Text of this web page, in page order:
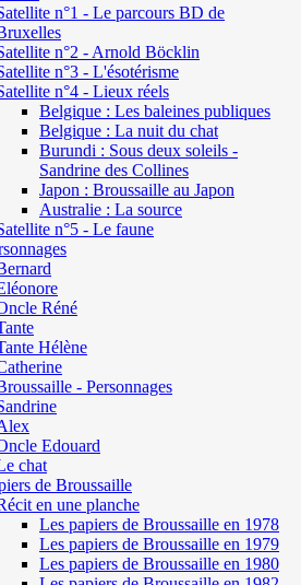
n°1 - Le parcours BD de
n°2 - Arnold Böcklin
n°3 - L'ésotérisme
n°4 - Lieux réels
Belgique : Les baleines publiques
Belgique : La nuit du chat
Burundi : Sous deux soleils -
Sandrine des Collines
Japon : Broussaille au Japon
Australie : La source
n°5 - Le faune
Réné
Hélène
- Personnages
Edouard
chat
de Broussaille
en une planche
Les papiers de Broussaille en 1978
Les papiers de Broussaille en 1979
Les papiers de Broussaille en 1980